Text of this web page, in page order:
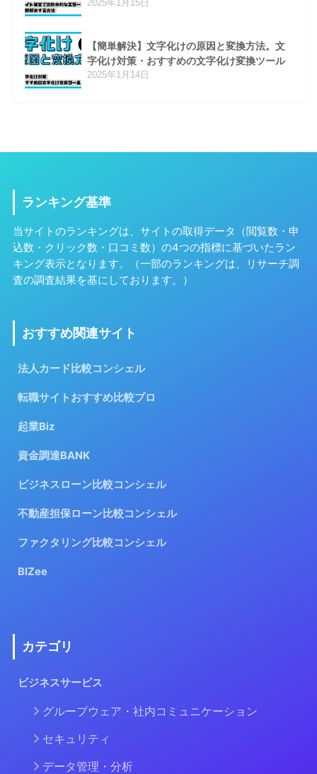
2025年1月15日
【簡単解決】文字化けの原因と変換方法。文
字化け対策・おすすめの文字化け変換ツール
2025年1月14日
ランキング基準
当サイトのランキングは、サイトの取得データ（閲覧数・申
込数・クリック数・口コミ数）の4つの指標に基づいたラン
キング表示となります。（一部のランキングは、リサーチ調
査の調査結果を基にしております。）
おすすめ関連サイト
法人カード比較コンシェル
転職サイトおすすめ比較プロ
起業Biz
資金調達BANK
ビジネスローン比較コンシェル
不動産担保ローン比較コンシェル
ファクタリング比較コンシェル
BIZee
カテゴリ
ビジネスサービス
グループウェア・社内コミュニケーション
セキュリティ
データ管理・分析